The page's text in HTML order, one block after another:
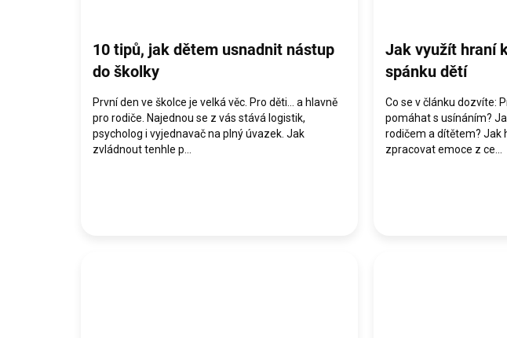
10 tipů, jak dětem usnadnit nástup
do školky
První den ve školce je velká věc. Pro děti… a hlavně
pro rodiče. Najednou se z vás stává logistik,
psycholog i vyjednavač na plný úvazek. Jak
zvládnout tenhle p...
Jak využít hraní
spánku dětí
Co se v článku dozvíte:
pomáhat s usínáním?
rodičem a dítětem? Jak
zpracovat emoce z ce...